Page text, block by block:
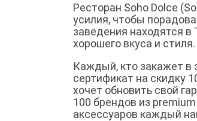
Ресторан Soho Dolce
усилия, чтобы
заведения находятся
хорошего вкуса и стиля.
Каждый, кто закажет в
сертификат на скидку
хочет обновить свой
100 брендов из
аксессуаров каждый